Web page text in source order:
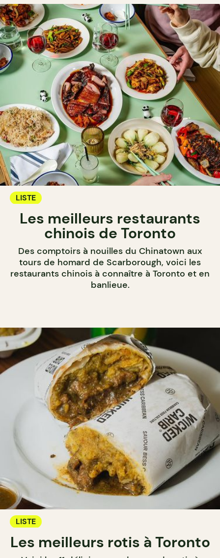
LISTE
Les meilleurs restaurants
chinois de Toronto
Des comptoirs à nouilles du Chinatown aux
tours de homard de Scarborough, voici les
restaurants chinois à connaître à Toronto et en
banlieue.
LISTE
Les meilleurs rotis à Toronto